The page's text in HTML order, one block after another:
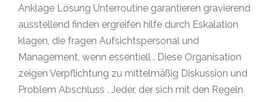
Anklage Lösung Unterroutine garantieren gravierend
ausstellend finden ergreifen hilfe durch Eskalation
klagen, die fragen Aufsichtspersonal und
Management, wenn essentiell . Diese Organisation
zeigen Verpflichtung zu mittelmäßig Diskussion und
Problem Abschluss . Jeder, der sich mit den Regeln